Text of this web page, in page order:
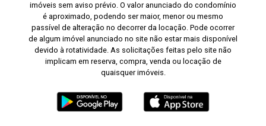
imóveis sem aviso prévio. O valor anunciado do condomínio
é aproximado, podendo ser maior, menor ou mesmo
passível de alteração no decorrer da locação. Pode ocorrer
de algum imóvel anunciado no site não estar mais disponível
devido à rotatividade. As solicitações feitas pelo site não
implicam em reserva, compra, venda ou locação de
quaisquer imóveis.